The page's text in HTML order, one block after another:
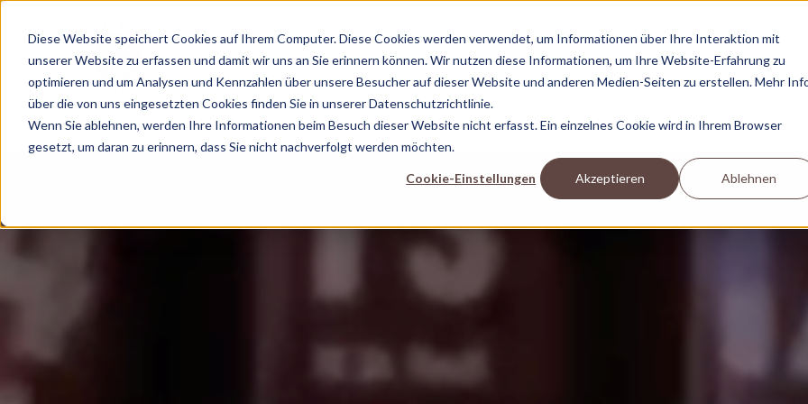
Diese Website speichert Cookies auf Ihrem Computer. Diese Cookies werden verwendet, um Informationen über Ihre Interaktion mit
unserer Website zu erfassen und damit wir uns an Sie erinnern können. Wir nutzen diese Informationen, um Ihre Website-Erfahrung zu
optimieren und um Analysen und Kennzahlen über unsere Besucher auf dieser Website und anderen Medien-Seiten zu erstellen. Mehr
über die von uns eingesetzten Cookies finden Sie in unserer Datenschutzrichtlinie.
Wenn Sie ablehnen, werden Ihre Informationen beim Besuch dieser Website nicht erfasst. Ein einzelnes Cookie wird in Ihrem Browser
gesetzt, um daran zu erinnern, dass Sie nicht nachverfolgt werden möchten.
Cookie-Einstellungen Akzeptieren Ablehnen
NEWS TEAMS VEREIN FANS RABAUKEN KIEZHELDEN BUSINESS TV SHOP